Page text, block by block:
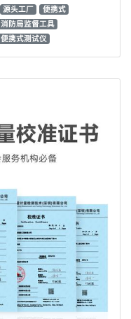
源头工厂
便携式
消防局监督工具
便携式测试仪